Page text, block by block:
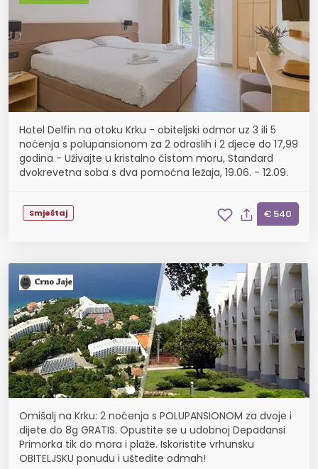
Hotel Delfin na otoku Krku - obiteljski odmor uz 3 ili 5
noćenja s polupansionom za 2 odraslih i 2 djece do 17,99
godina - Uživajte u kristalno čistom moru, Standard
dvokrevetna soba s dva pomoćna ležaja, 19.06. - 12.09.
Smještaj € 540
Omišalj na Krku: 2 noćenja s POLUPANSIONOM za dvoje i
dijete do 8g GRATIS. Opustite se u udobnoj Depadansi
Primorka tik do mora i plaže. Iskoristite vrhunsku
OBITELJSKU ponudu i uštedite odmah!